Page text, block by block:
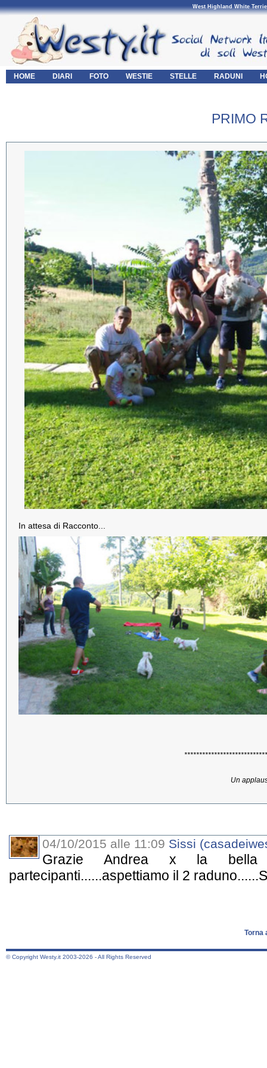
West Highland White
HOME DIARI FOTO WESTIE STELLE RADUNI
PRIMO
In attesa di Racconto...
Un
04/10/2015 alle 11:09 Sissi
Grazie Andrea x la bella
partecipanti......aspettiamo il 2
Torna
© Copyright Westy.it 2003-2026 - All Rights Reserved